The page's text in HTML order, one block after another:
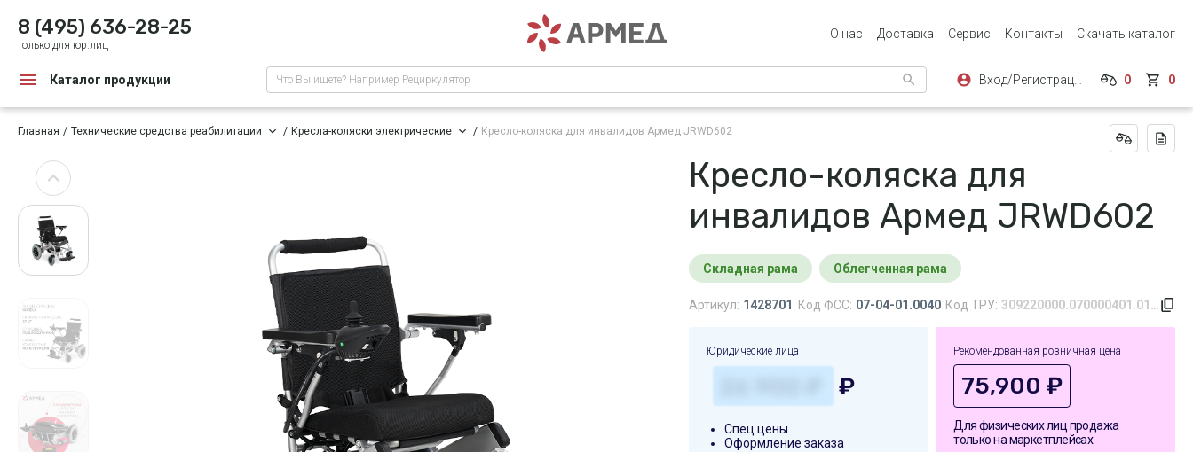
8 (495) 636-28-25
только для юр.лиц
О нас Доставка Сервис Контакты Скачать каталог
Каталог продукции Что Вы ищете? Например Рециркулятор 0 0
Главная Технические средства реабилитации Кресла-коляски электрические Кресло-коляска для инвалидов Армед JRWD602
Кресло-коляска для
инвалидов Армед JRWD602
Складная рама Облегченная рама
Артикул: 1428701 Код ФСС: 07-04-01.0040 Код ТРУ:
Юридические лица
₽
Спец.цены
Оформление заказа
Рекомендованная розничная цена
75,900 ₽
Для физических лиц продажа
только на маркетплейсах: